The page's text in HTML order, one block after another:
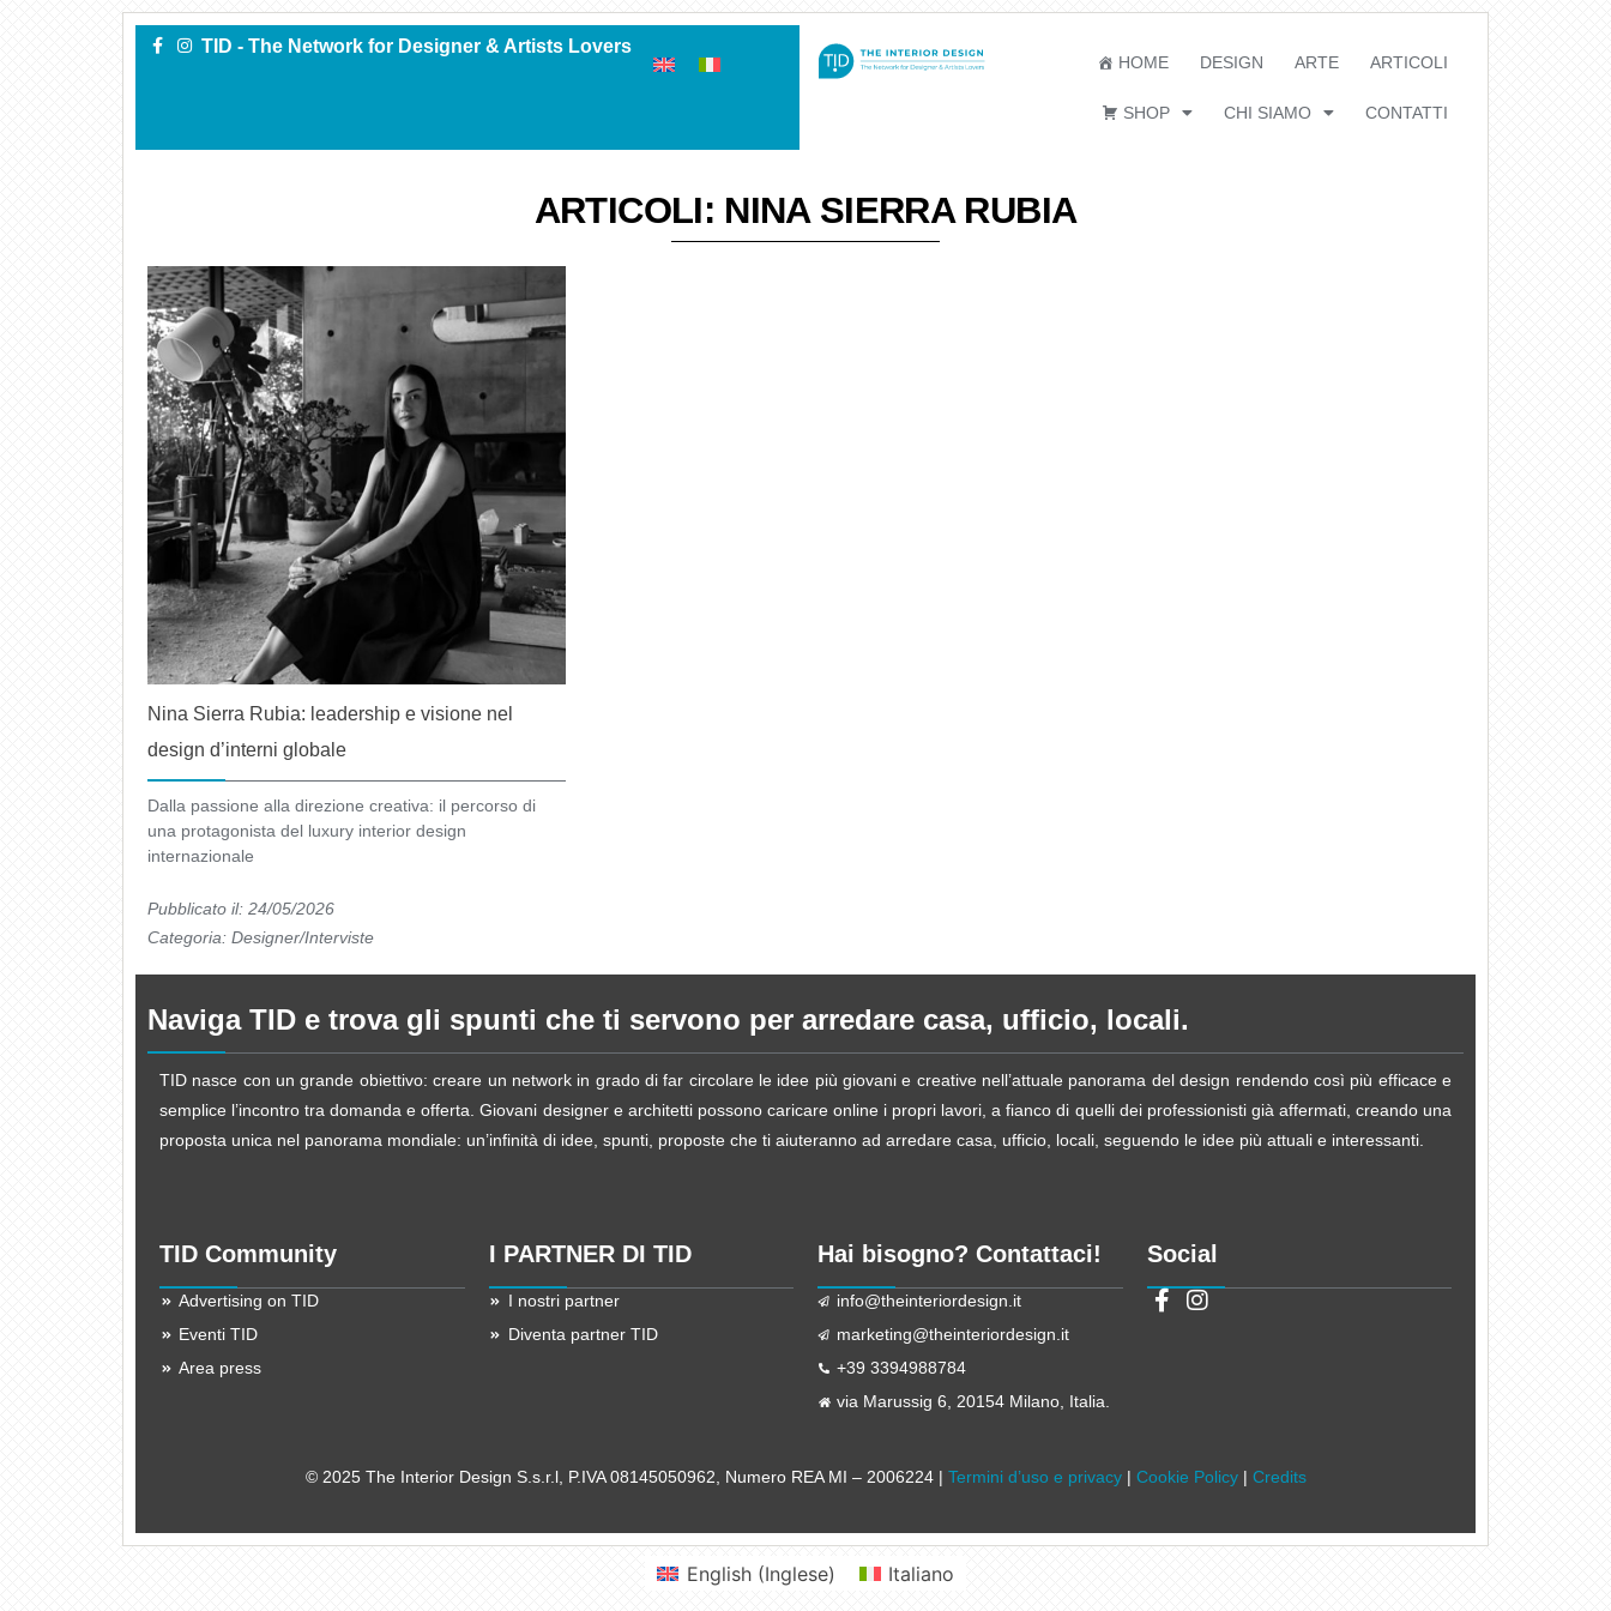
TID - The Network for Designer & Artists Lovers
HOME DESIGN ARTE ARTICOLI
SHOP CHI SIAMO CONTATTI
ARTICOLI: NINA SIERRA RUBIA
Nina Sierra Rubia: leadership e visione nel
design d’interni globale
Dalla passione alla direzione creativa: il percorso di
una protagonista del luxury interior design
internazionale
Pubblicato il: 24/05/2026
Categoria: Designer/Interviste
Naviga TID e trova gli spunti che ti servono per arredare casa, ufficio, locali.
TID nasce con un grande obiettivo: creare un network in grado di far circolare le idee più giovani e creative nell’attuale panorama del design rendendo così più efficace e
semplice l’incontro tra domanda e offerta. Giovani designer e architetti possono caricare online i propri lavori, a fianco di quelli dei professionisti già affermati, creando una
proposta unica nel panorama mondiale: un’infinità di idee, spunti, proposte che ti aiuteranno ad arredare casa, ufficio, locali, seguendo le idee più attuali e interessanti.
TID Community
Advertising on TID
Eventi TID
Area press
I PARTNER DI TID
I nostri partner
Diventa partner TID
Hai bisogno? Contattaci!
info@theinteriordesign.it
marketing@theinteriordesign.it
+39 3394988784
via Marussig 6, 20154 Milano, Italia.
Social
© 2025 The Interior Design S.s.r.l, P.IVA 08145050962, Numero REA MI – 2006224 | Termini d’uso e privacy| Cookie Policy| Credits
English(Inglese) Italiano